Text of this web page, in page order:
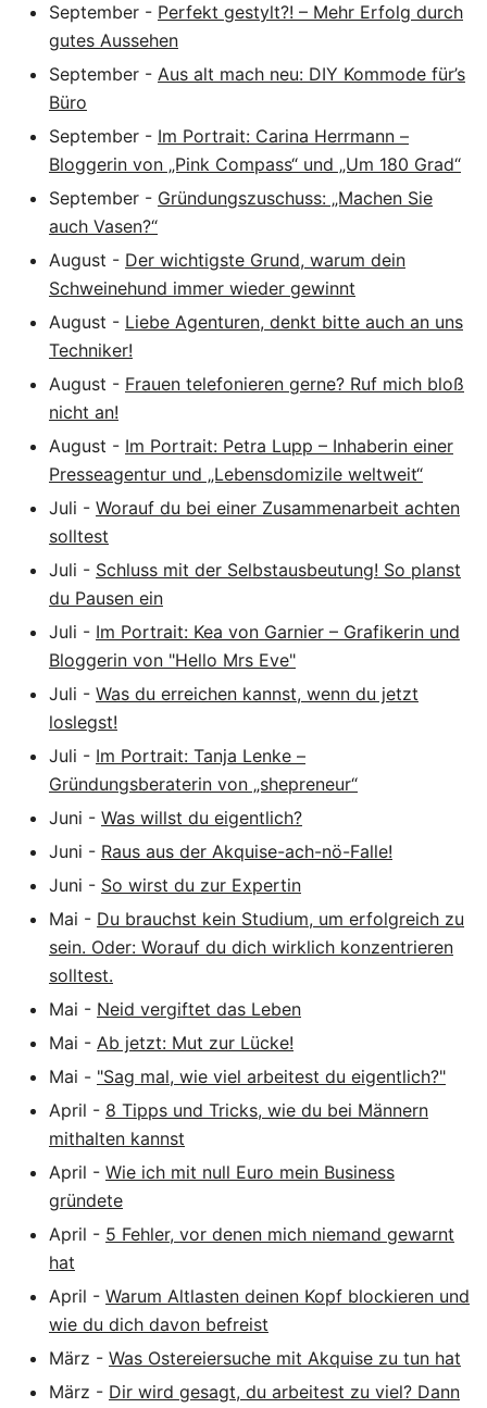
September - Perfekt gestylt?! – Mehr Erfolg durch
gutes Aussehen
September - Aus alt mach neu: DIY Kommode für’s
Büro
September - Im Portrait: Carina Herrmann –
Bloggerin von „Pink Compass“ und „Um 180 Grad“
September - Gründungszuschuss: „Machen Sie
auch Vasen?“
August - Der wichtigste Grund, warum dein
Schweinehund immer wieder gewinnt
August - Liebe Agenturen, denkt bitte auch an uns
Techniker!
August - Frauen telefonieren gerne? Ruf mich bloß
nicht an!
August - Im Portrait: Petra Lupp – Inhaberin einer
Presseagentur und „Lebensdomizile weltweit“
Juli - Worauf du bei einer Zusammenarbeit achten
solltest
Juli - Schluss mit der Selbstausbeutung! So planst
du Pausen ein
Juli - Im Portrait: Kea von Garnier – Grafikerin und
Bloggerin von "Hello Mrs Eve"
Juli - Was du erreichen kannst, wenn du jetzt
loslegst!
Juli - Im Portrait: Tanja Lenke –
Gründungsberaterin von „shepreneur“
Juni - Was willst du eigentlich?
Juni - Raus aus der Akquise-ach-nö-Falle!
Juni - So wirst du zur Expertin
Mai - Du brauchst kein Studium, um erfolgreich zu
sein. Oder: Worauf du dich wirklich konzentrieren
solltest.
Mai - Neid vergiftet das Leben
Mai - Ab jetzt: Mut zur Lücke!
Mai - "Sag mal, wie viel arbeitest du eigentlich?"
April - 8 Tipps und Tricks, wie du bei Männern
mithalten kannst
April - Wie ich mit null Euro mein Business
gründete
April - 5 Fehler, vor denen mich niemand gewarnt
hat
April - Warum Altlasten deinen Kopf blockieren und
wie du dich davon befreist
März - Was Ostereiersuche mit Akquise zu tun hat
März - Dir wird gesagt, du arbeitest zu viel? Dann